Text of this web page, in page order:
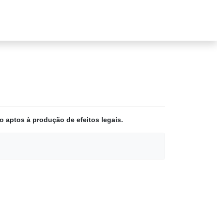
aptos à produção de efeitos legais.